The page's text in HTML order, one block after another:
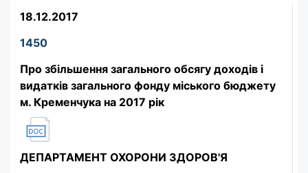
18.12.2017
1450
Про збільшення загального обсягу доходів і
видатків загального фонду міського бюджету
м. Кременчука на 2017 рік
ДЕПАРТАМЕНТ ОХОРОНИ ЗДОРОВ'Я